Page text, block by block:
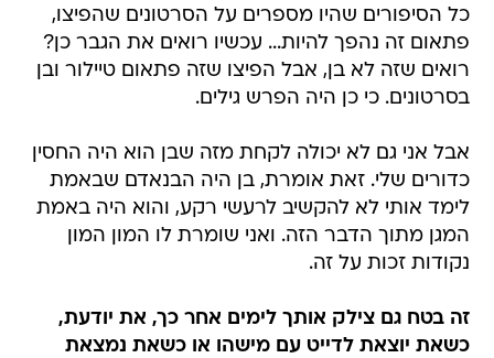
כל הסיפורים שהיו מספרים על הסרטונים שהפיצו,
פתאום זה נהפך להיות... עכשיו רואים את הגבר כן?
רואים שזה לא בן, אבל הפיצו שזה פתאום טיילור ובן
בסרטונים. כי כן היה הפרש גילים.
אבל אני גם לא יכולה לקחת מזה שבן הוא היה החסין
כדורים שלי. זאת אומרת, בן היה הבנאדם שבאמת
לימד אותי לא להקשיב לרעשי רקע, והוא היה באמת
המגן מתוך הדבר הזה. ואני שומרת לו המון המון
נקודות זכות על זה.
זה בטח גם צילק אותך לימים אחר כך, את יודעת,
כשאת יוצאת לדייט עם מישהו או כשאת נמצאת